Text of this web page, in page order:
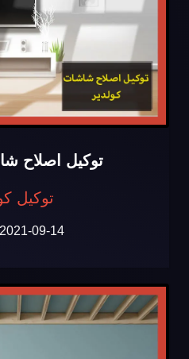
توكيل اصلاح
توكيل
2021-09-14